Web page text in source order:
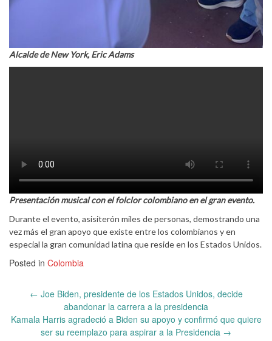
Alcalde de New York, Eric Adams
Presentación musical con el folclor colombiano en el gran evento.
Durante el evento, asisiterón miles de personas, demostrando una
vez más el gran apoyo que existe entre los colombianos y en
especial la gran comunidad latina que reside en los Estados Unidos.
Posted in Colombia
← Joe Biden, presidente de los Estados Unidos, decide
abandonar la carrera a la presidencia
Kamala Harris agradeció a Biden su apoyo y confirmó que quiere
ser su reemplazo para aspirar a la Presidencia →